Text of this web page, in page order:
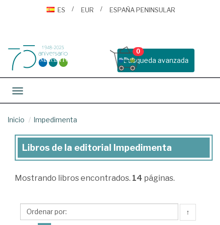
ES
EUR ESPAÑA PENINSULAR
Busqueda avanzada
0
Toggle navigation
Inicio Impedimenta
Libros
la
Impedimenta
Libros de la editorial Impedimenta
Mostrando libros encontrados. 14 páginas.
↑